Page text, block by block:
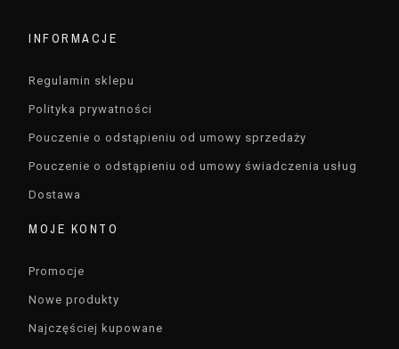
INFORMACJE
Regulamin sklepu
Polityka prywatności
Pouczenie o odstąpieniu od umowy sprzedaży
Pouczenie o odstąpieniu od umowy świadczenia usług
Dostawa
MOJE KONTO
Promocje
Nowe produkty
Najczęściej kupowane